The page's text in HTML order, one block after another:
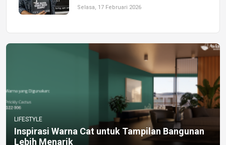
Selasa, 17 Februari 2026
LIFESTYLE
Inspirasi Warna Cat untuk Tampilan Bangunan
Lebih Menarik